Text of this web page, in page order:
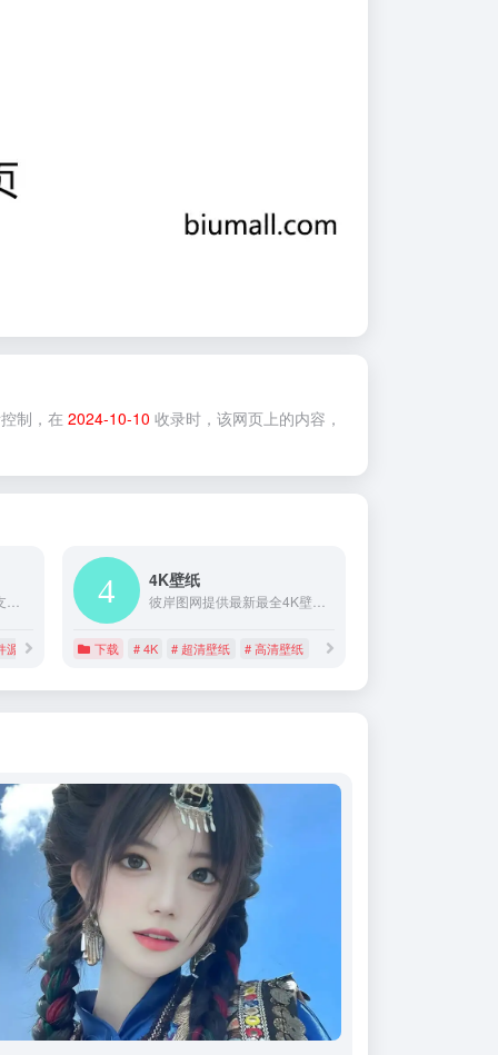
制，在 2024-10-10 收录时，该网页上的内容，
腾讯软件源由腾讯云提供支持。搭建此开源镜像的目的在于宣传自由软件的价值，提高自由软件社区文化氛围, 推广自由软件在国内应用。
源 # 软件源
4K壁纸
彼岸图网提供最新最全4K壁纸,4K手机壁纸,4K高清壁纸,4K,5K,6K,7K,8K壁纸,高清图片素材,包含风景、美女、游戏、动漫、影视、汽车、动物、人物、美食、背景、平板等精选高清4K壁纸。
下载 # 4K # 超清壁纸 # 高清壁纸